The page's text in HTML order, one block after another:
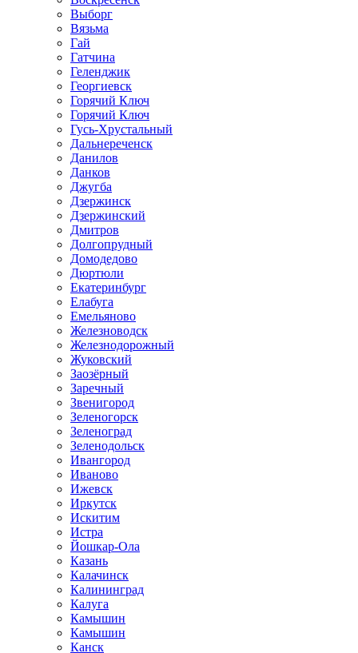
Выборг
Вязьма
Гай
Гатчина
Геленджик
Георгиевск
Горячий Ключ
Горячий Ключ
Гусь-Хрустальный
Дальнереченск
Данилов
Данков
Джугба
Дзержинск
Дзержинский
Дмитров
Долгопрудный
Домодедово
Дюртюли
Екатеринбург
Елабуга
Емельяново
Железноводск
Железнодорожный
Жуковский
Заозёрный
Заречный
Звенигород
Зеленогорск
Зеленоград
Зеленодольск
Ивангород
Иваново
Ижевск
Иркутск
Искитим
Истра
Йошкар-Ола
Казань
Калачинск
Калининград
Калуга
Камышин
Камышин
Канск